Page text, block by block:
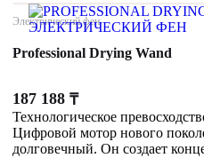
Электрический фен
Professional Drying Wand
187 188 ₸
Технологическое
Цифровой мотор нового
долговечный. Он создает